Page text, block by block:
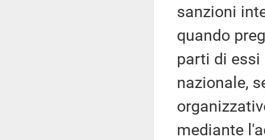
sanzioni
quando
parti di essi
nazionale,
mediante